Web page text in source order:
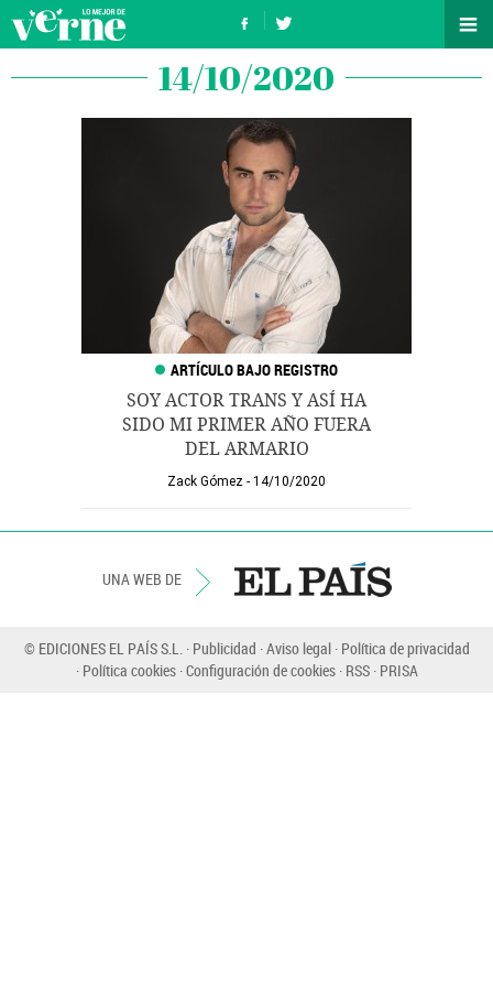
14/10/2020
SOY ACTOR TRANS Y ASÍ HA
SIDO MI PRIMER AÑO FUERA
DEL ARMARIO
Zack Gómez 14/10/2020
UNA WEB DE
© EDICIONES EL PAÍS S.L. Publicidad Aviso legal Política de privacidad
Política cookies Configuración de cookies RSS PRISA